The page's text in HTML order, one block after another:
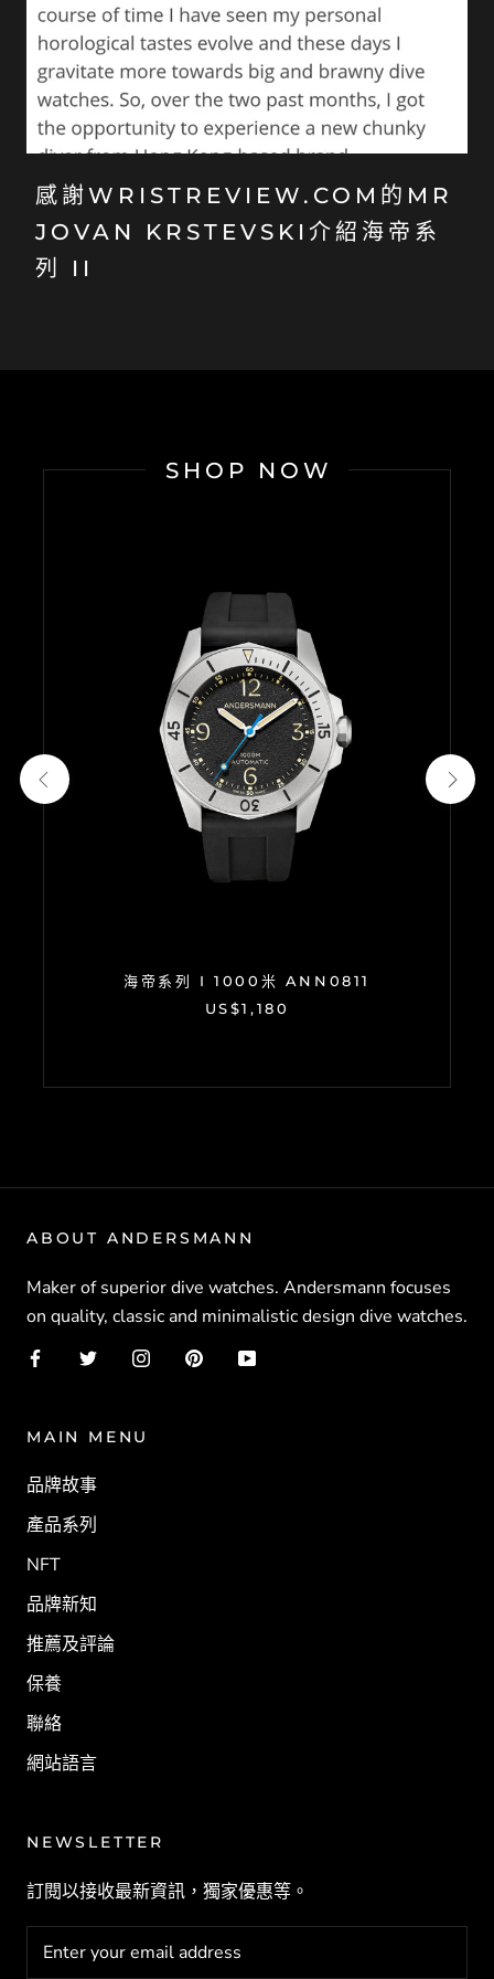
感謝WRISTREVIEW.COM的MR
JOVAN KRSTEVSKI介紹海帝系
列 II
SHOP NOW
海帝系列 I 1000米 ANN0811
US$1,180
ABOUT ANDERSMANN
Maker of superior dive watches. Andersmann focuses
on quality, classic and minimalistic design dive watches.
MAIN MENU
品牌故事
產品系列
NFT
品牌新知
推薦及評論
保養
聯絡
網站語言
NEWSLETTER
訂閱以接收最新資訊，獨家優惠等。